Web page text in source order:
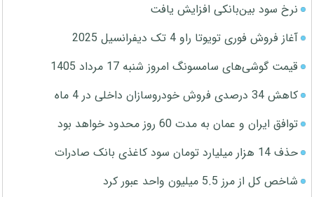
نرخ سود بین‌بانکی افزایش یافت
آغاز فروش فوری تویوتا راو 4 تک دیفرانسیل 2025
قیمت گوشی‌های سامسونگ امروز شنبه 17 مرداد 1405
کاهش 34 درصدی فروش خودروسازان داخلی در 4 ماه
توافق ایران و عمان به مدت 60 روز محدود خواهد بود
حذف 14 هزار میلیارد تومان سود کاغذی بانک صادرات
شاخص کل از مرز 5.5 میلیون واحد عبور کرد